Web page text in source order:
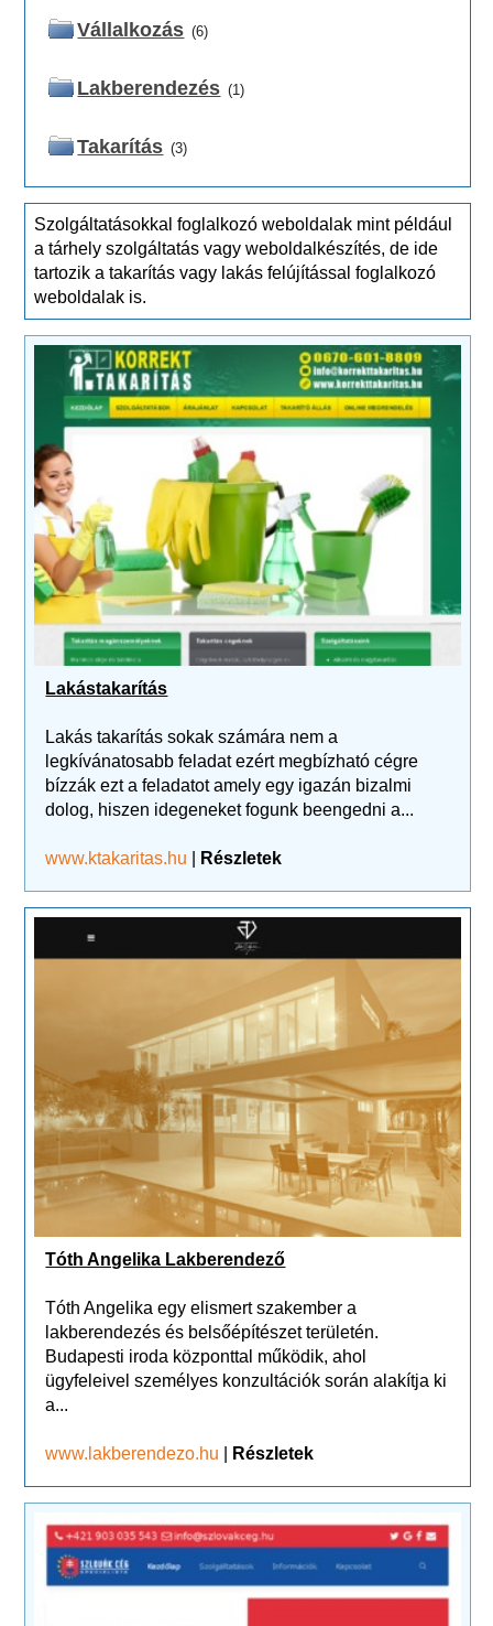
Vállalkozás (6)
Lakberendezés (1)
Takarítás (3)
Szolgáltatásokkal foglalkozó weboldalak mint például
a tárhely szolgáltatás vagy weboldalkészítés, de ide
tartozik a takarítás vagy lakás felújítással foglalkozó
weboldalak is.
Lakástakarítás
Lakás takarítás sokak számára nem a
legkívánatosabb feladat ezért megbízható cégre
bízzák ezt a feladatot amely egy igazán bizalmi
dolog, hiszen idegeneket fogunk beengedni a...
www.ktakaritas.hu Részletek
Tóth Angelika Lakberendező
Tóth Angelika egy elismert szakember a
lakberendezés és belsőépítészet területén.
Budapesti iroda központtal működik, ahol
ügyfeleivel személyes konzultációk során alakítja ki
a...
www.lakberendezo.hu Részletek